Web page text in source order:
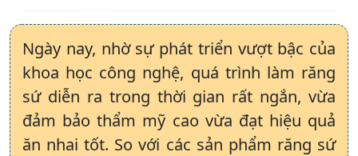
Ngày nay, nhờ sự phát triển vượt bậc của
khoa học công nghệ, quá trình làm răng
sứ diễn ra trong thời gian rất ngắn, vừa
đảm bảo thẩm mỹ cao vừa đạt hiệu quả
ăn nhai tốt. So với các sản phẩm răng sứ